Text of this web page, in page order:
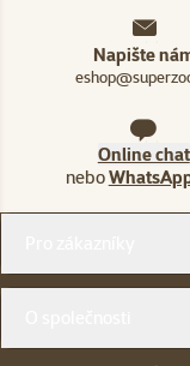
Napište
Online chat
nebo